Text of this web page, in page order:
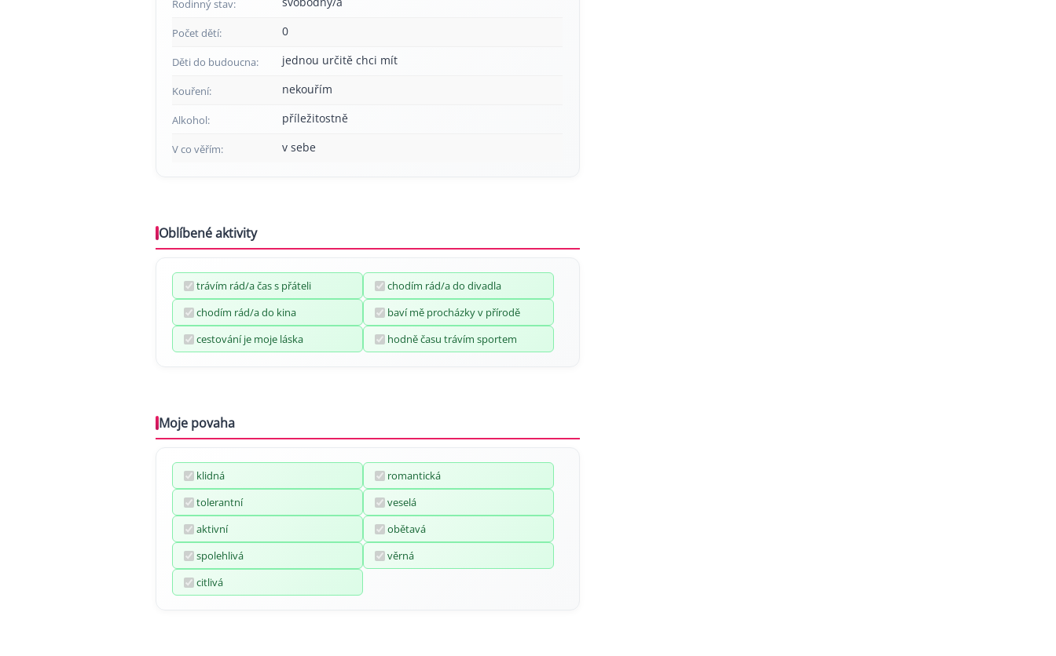
Rodinný stav:
Počet dětí: 0
Děti do budoucna: jednou určitě chci mít
Kouření: nekouřím
Alkohol: příležitostně
V co věřím: v sebe
Oblíbené aktivity
trávím rád/a čas s přáteli
chodím rád/a do divadla
chodím rád/a do kina
baví mě procházky v přírodě
cestování je moje láska
hodně času trávím sportem
Moje povaha
klidná
romantická
tolerantní
veselá
aktivní
obětavá
spolehlivá
věrná
citlivá